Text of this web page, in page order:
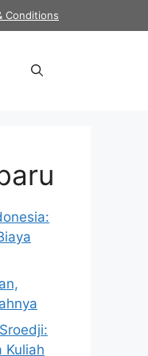
Conditions
Kuliah